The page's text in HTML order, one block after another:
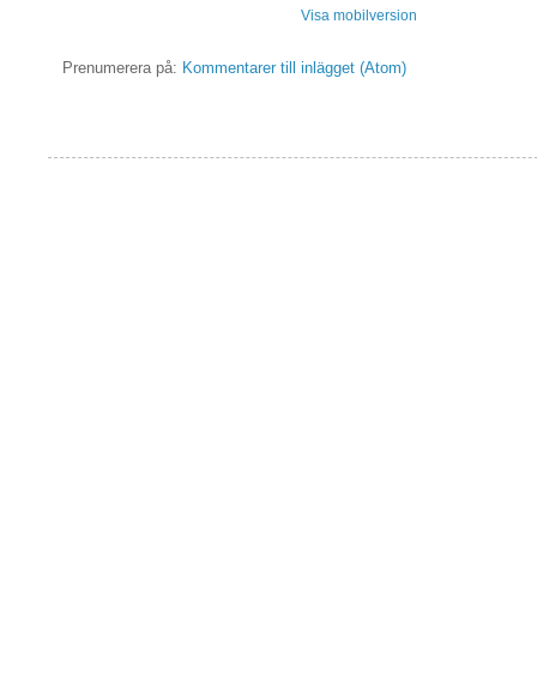
Visa mobilversion
Prenumerera på: Kommentarer till inlägget (Atom)